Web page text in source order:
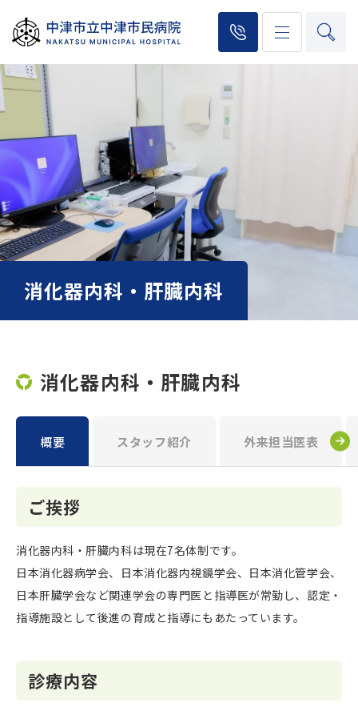
消化器内科・肝臓内科
消化器内科・肝臓内科
概要 スタッフ紹介 外来担当医表
ご挨拶
消化器内科・肝臓内科は現在7名体制です。
日本消化器病学会、日本消化器内視鏡学会、日本消化管学会、
日本肝臓学会など関連学会の専門医と指導医が常勤し、認定・
指導施設として後進の育成と指導にもあたっています。
診療内容